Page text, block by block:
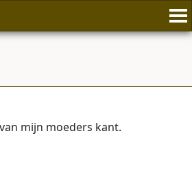
mijn moeders kant.